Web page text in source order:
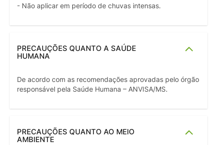
- Não aplicar em período de chuvas intensas.
PRECAUÇÕES QUANTO A SAÚDE
HUMANA
De acordo com as recomendações aprovadas pelo órgão
responsável pela Saúde Humana – ANVISA/MS.
PRECAUÇÕES QUANTO AO MEIO
AMBIENTE